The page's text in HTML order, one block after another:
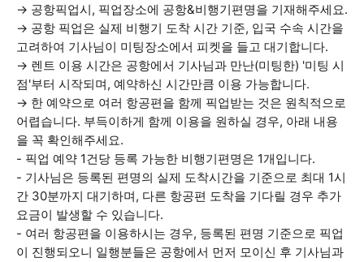
→ 공항픽업시, 픽업장소에 공항&비행기편명을 기재해주세요.
→ 공항 픽업은 실제 비행기 도착 시간 기준, 입국 수속 시간을
고려하여 기사님이 미팅장소에서 피켓을 들고 대기합니다.
→ 렌트 이용 시간은 공항에서 기사님과 만난(미팅한) '미팅 시
점'부터 시작되며, 예약하신 시간만큼 이용 가능합니다.
→ 한 예약으로 여러 항공편을 함께 픽업받는 것은 원칙적으로
어렵습니다. 부득이하게 함께 이용을 원하실 경우, 아래 내용
을 꼭 확인해주세요.
- 픽업 예약 1건당 등록 가능한 비행기편명은 1개입니다.
- 기사님은 등록된 편명의 실제 도착시간을 기준으로 최대 1시
간 30분까지 대기하며, 다른 항공편 도착을 기다릴 경우 추가
요금이 발생할 수 있습니다.
- 여러 항공편을 이용하시는 경우, 등록된 편명 기준으로 픽업
이 진행되오니 일행분들은 공항에서 먼저 모이신 후 기사님과